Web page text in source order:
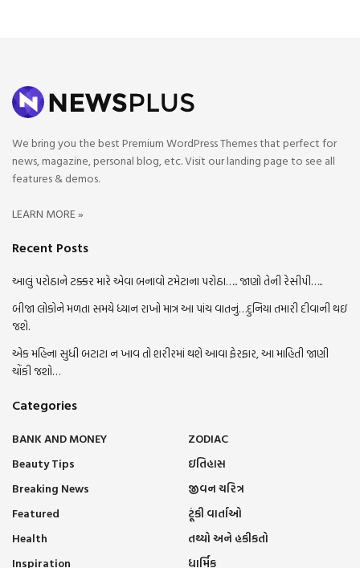
We bring you the best Premium WordPress Themes that perfect for
news, magazine, personal blog, etc. Visit our landing page to see all
features & demos.
LEARN MORE »
Recent Posts
આલું પરોઠાને ટક્કર મારે એવા બનાવો ટમેટાના પરોઠા….. જાણો તેની રેસીપી…..
બીજા લોકોને મળતા સમયે ધ્યાન રાખો માત્ર આ પાંચ વાતનું…દુનિયા તમારી દીવાની થઇ
જશે.
એક મહિના સુધી બટાટા ન ખાવ તો શરીરમાં થશે આવા ફેરફાર, આ માહિતી જાણી
ચોંકી જશો…
Categories
BANK AND MONEY
Beauty Tips
Breaking News
Featured
Health
Inspiration
ZODIAC
ઇતિહાસ
જીવન ચરિત્ર
ટૂંકી વાર્તાઓ
તથ્યો અને હકીકતો
ધાર્મિક